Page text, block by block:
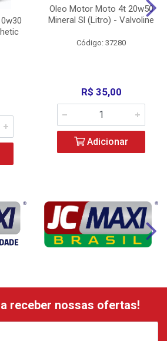
Oleo Motor Moto 4t 20w50
Mineral Sl (Litro) - Valvoline
Código: 37280
R$ 35,00
Adicionar
receber nossas ofertas!